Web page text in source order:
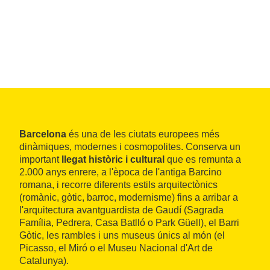
Barcelona és una de les ciutats europees més
dinàmiques, modernes i cosmopolites. Conserva un
important
llegat històric i cultural que es remunta a
2.000 anys enrere, a l'època de l'antiga Barcino
romana, i recorre diferents estils arquitectònics
(romànic, gòtic, barroc, modernisme) fins a arribar a
l'arquitectura avantguardista de Gaudí (Sagrada
Família, Pedrera, Casa Batlló o Park Güell), el Barri
Gòtic, les rambles i uns museus únics al món (el
Picasso, el Miró o el Museu Nacional d'Art de
Catalunya).